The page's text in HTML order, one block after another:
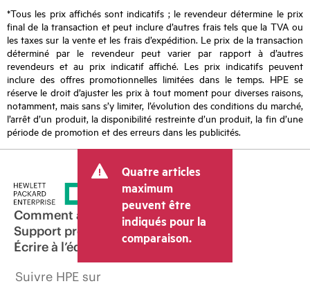
*Tous les prix affichés sont indicatifs ; le revendeur détermine le prix
final de la transaction et peut inclure d’autres frais tels que la TVA ou
les taxes sur la vente et les frais d’expédition. Le prix de la transaction
déterminé par le revendeur peut varier par rapport à d’autres
revendeurs et au prix indicatif affiché. Les prix indicatifs peuvent
inclure des offres promotionnelles limitées dans le temps. HPE se
réserve le droit d’ajuster les prix à tout moment pour diverses raisons,
notamment, mais sans s’y limiter, l’évolution des conditions du marché,
l’arrêt d’un produit, la disponibilité restreinte d’un produit, la fin d’une
période de promotion et des erreurs dans les publicités.
Quatre articles
maximum
peuvent être
indiqués pour la
comparaison.
Comment acheter
Support produit
Écrire à l’équipe commerciale
Suivre HPE sur